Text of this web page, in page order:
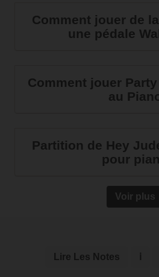
Comment jouer de
une pédale
Comment jouer
au
Partition de Hey
pour
Voir plus
Lire Les Notes